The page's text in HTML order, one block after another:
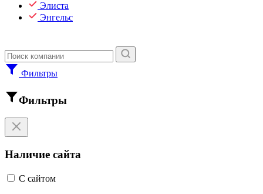
Элиста
Энгельс
Фильтры
Фильтры
Наличие сайта
С сайтом